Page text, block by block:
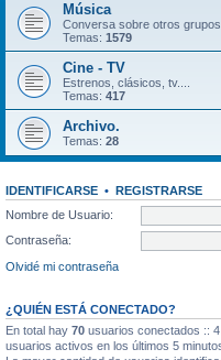
Música
Conversa sobre otros
Temas: 1579
Cine - TV
Estrenos, clásicos, tv....
Temas: 417
Archivo.
Temas: 28
IDENTIFICARSE • REGISTRARSE
Nombre de Usuario:
Contraseña:
Olvidé mi contraseña
¿QUIÉN ESTÁ CONECTADO?
En total hay 70 usuarios conectados ::
usuarios activos en los últimos 5